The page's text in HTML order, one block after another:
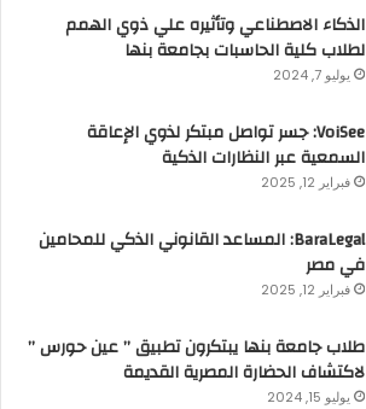
الذكاء الاصطناعي وتأثيره علي ذوي الهمم
لطلاب كلية الحاسبات بجامعة بنها
يوليو 7, 2024
VoiSee: جسر تواصل مبتكر لذوي الإعاقة
السمعية عبر النظارات الذكية
فبراير 12, 2025
BaraLegal: المساعد القانوني الذكي للمحامين
في مصر
فبراير 12, 2025
طلاب جامعة بنها يبتكرون تطبيق ” عين حورس ”
لاكتشاف الحضارة المصرية القديمة
يوليو 15, 2024